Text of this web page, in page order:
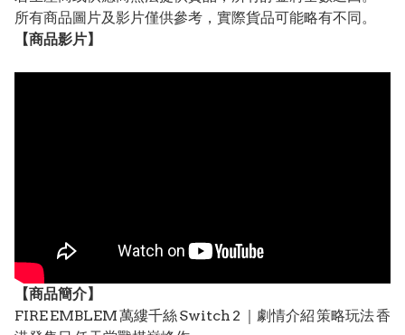
所有商品圖片及影片僅供參考，實際貨品可能略有不同。
【商品影片】
【商品簡介】
FIRE EMBLEM 萬縷千絲 Switch 2 ｜劇情介紹 策略玩法 香